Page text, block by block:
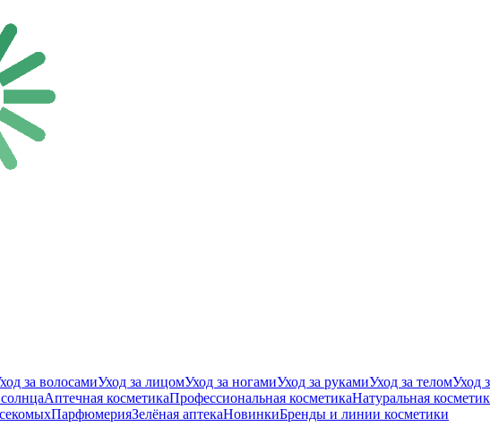
за волосамиУход за лицомУход за ногамиУход за рукамиУход за теломУход
Аптечная косметикаПрофессиональная косметикаНатуральная
ПарфюмерияЗелёная аптекаНовинкиБренды и линии косметики